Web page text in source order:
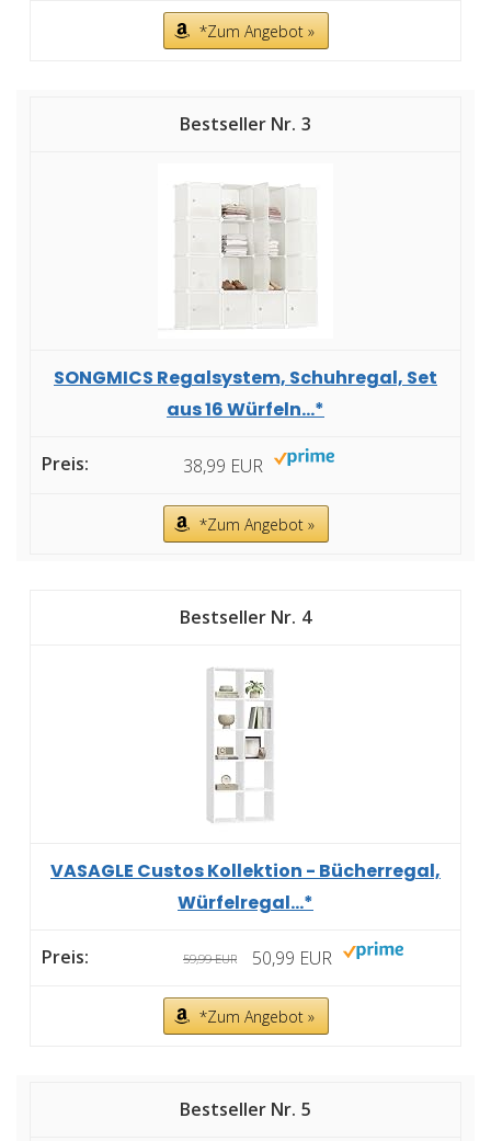
*Zum Angebot »
3
SONGMICS Regalsystem, Schuhregal, Set
aus 16 Würfeln...*
38,99 EUR
*Zum Angebot »
4
VASAGLE Custos Kollektion - Bücherregal,
Würfelregal...*
59,99 EUR 50,99 EUR
*Zum Angebot »
5